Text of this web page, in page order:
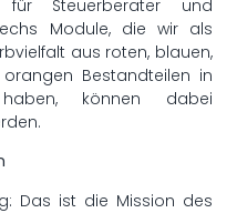
Steuerberater und
Module, die wir als
aus roten, blauen,
Bestandteilen in
können dabei
Das ist die Mission des